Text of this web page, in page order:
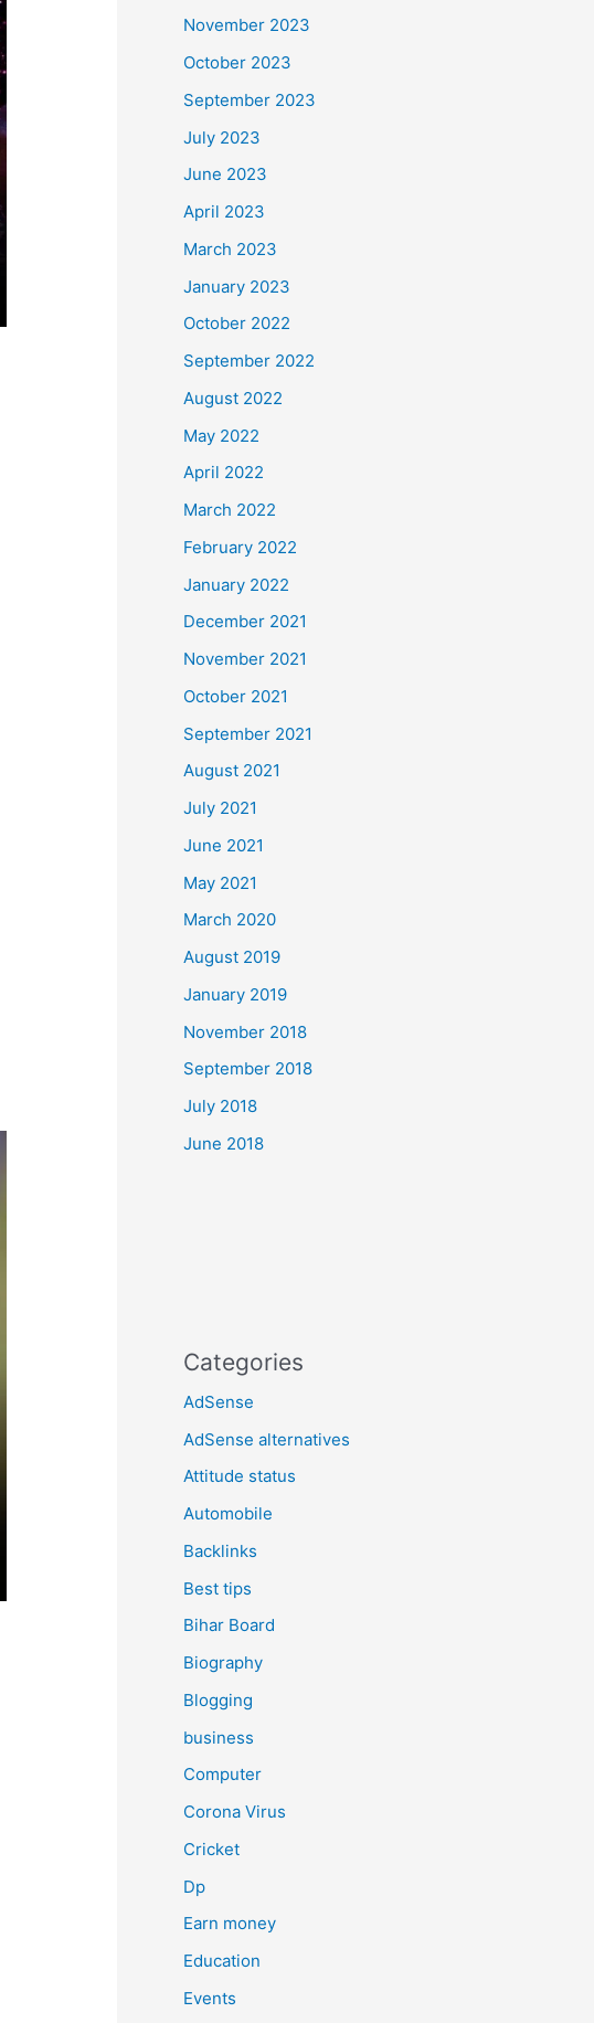
November 2023
October 2023
September 2023
July 2023
June 2023
April 2023
March 2023
January 2023
October 2022
September 2022
August 2022
May 2022
April 2022
March 2022
February 2022
January 2022
December 2021
November 2021
October 2021
September 2021
August 2021
July 2021
June 2021
May 2021
March 2020
August 2019
January 2019
November 2018
September 2018
July 2018
June 2018
Categories
AdSense
AdSense alternatives
Attitude status
Automobile
Backlinks
Best tips
Bihar Board
Biography
Blogging
business
Computer
Corona Virus
Cricket
Dp
Earn money
Education
Events